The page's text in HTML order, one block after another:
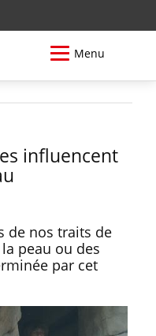
Menu
influencent
de nos traits de
peau ou des
par cet